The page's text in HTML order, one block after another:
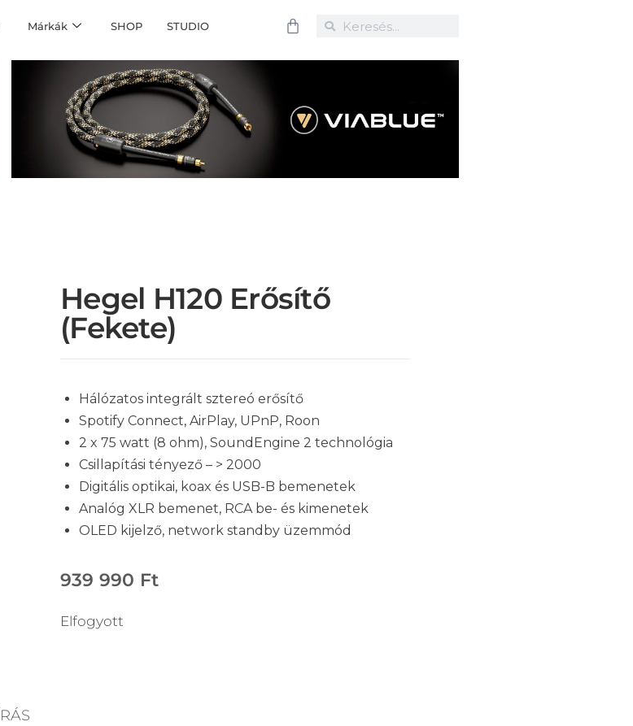
Márkák SHOP STUDIO
Hegel H120 Erősítő
(fekete)
Hálózatos integrált sztereó erősítő
Spotify Connect, AirPlay, UPnP, Roon
2 x 75 watt (8 ohm), SoundEngine 2 technológia
Csillapítási tényező – > 2000
Digitális optikai, koax és USB-B bemenetek
Analóg XLR bemenet, RCA be- és kimenetek
OLED kijelző, network standby üzemmód
939 990 Ft
Elfogyott